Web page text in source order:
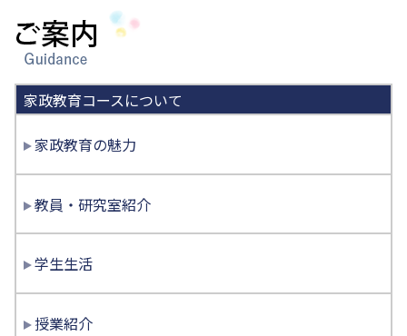
ご案内
家政教育コースについて
家政教育の魅力
教員・研究室紹介
学生生活
授業紹介